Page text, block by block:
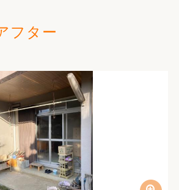
フター